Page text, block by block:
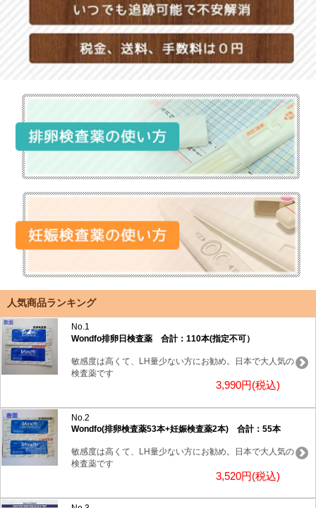
人気商品ランキング
No.1
Wondfo排卵日検査薬 合計：110本(指定不可）
敏感度は高くて、LH量少ない方にお勧め。日本で大人気の
検査薬です
3,990円(税込)
No.2
Wondfo(排卵検査薬53本+妊娠検査薬2本) 合計：55本
敏感度は高くて、LH量少ない方にお勧め。日本で大人気の
検査薬です
3,520円(税込)